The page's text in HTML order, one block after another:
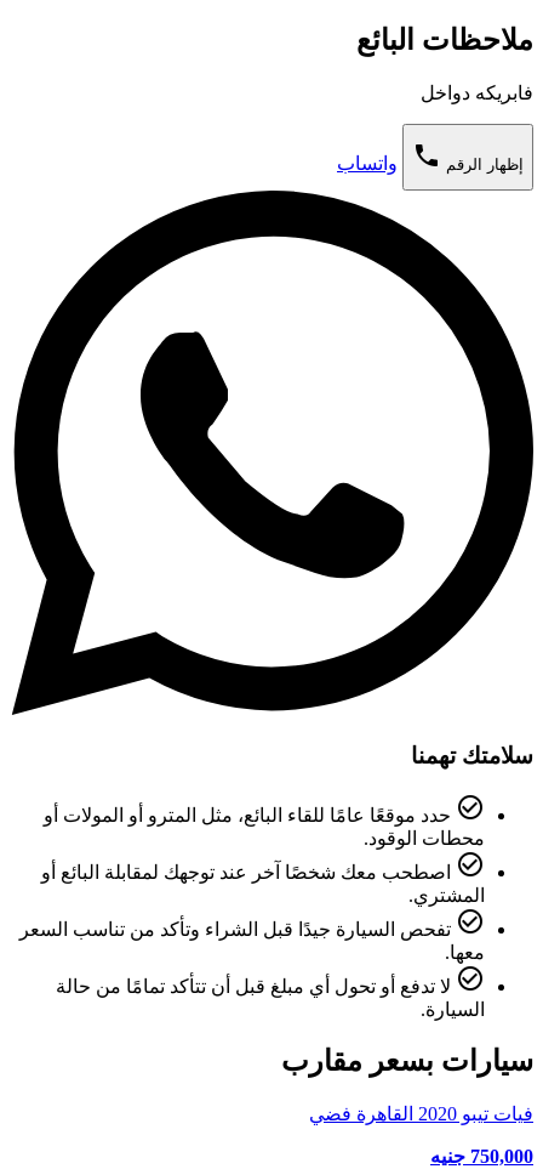
ملاحظات البائع
فابريكه دواخل
إظهار الرقم phone واتساب
سلامتك تهمنا
check_circle_outline حدد موقعًا عامًا للقاء البائع، مثل المترو أو المولات أو
محطات الوقود.
check_circle_outline
اصطحب معك شخصًا آخر عند توجهك لمقابلة البائع أو
المشتري.
check_circle_outline تفحص السيارة جيدًا قبل الشراء وتأكد من تناسب السعر
معها.
check_circle_outline لا تدفع أو تحول أي مبلغ قبل أن تتأكد تمامًا من حالة
السيارة.
سيارات بسعر مقارب
فيات تيبو 2020 القاهرة فضي
750,000 جنيه